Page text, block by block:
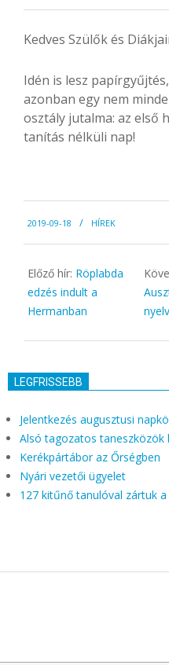
Kedves Szülők és
Idén is lesz
azonban egy nem
osztály jutalma: az első
tanítás nélküli nap!
09-
18
2019-09-18 HÍREK
Előző hír: Röplabda
edzés indult a
Hermanban
LEGFRISSEBB
Jelentkezés augusztusi
Alsó tagozatos taneszközök
Kerékpártábor az Őrségben
Nyári vezetői ügyelet
127 kitűnő tanulóval zártuk